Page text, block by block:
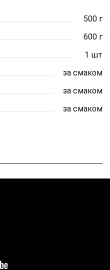
500 г
600 г
1 шт
за смаком
за смаком
за смаком